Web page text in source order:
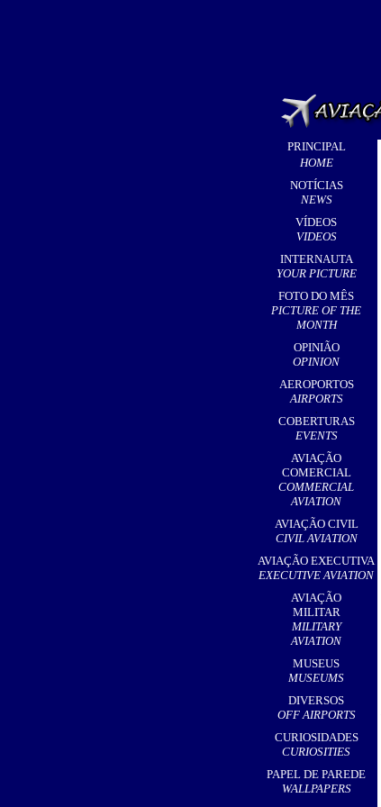
PRINCIPAL
HOME
NOTÍCIAS
NEWS
VÍDEOS
VIDEOS
INTERNAUTA
YOUR PICTURE
FOTO DO MÊS
PICTURE OF THE
MONTH
OPINIÃO
OPINION
AEROPORTOS
AIRPORTS
,
COBERTURAS
EVENTS
AVIAÇÃO
COMERCIAL
COMMERCIAL
AVIATION
AVIAÇÃO CIVIL
CIVIL AVIATION
AVIAÇÃO EXECUTIVA
EXECUTIVE AVIATION
AVIAÇÃO
MILITAR
MILITARY
AVIATION
MUSEUS
MUSEUMS
DIVERSOS
OFF AIRPORTS
CURIOSIDADES
CURIOSITIES
PAPEL DE PAREDE
WALLPAPERS